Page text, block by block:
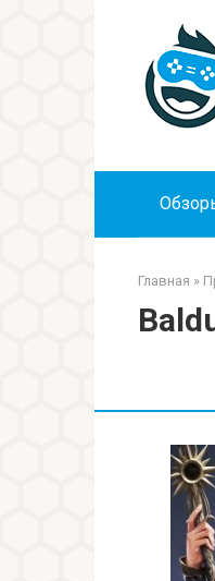
Главная »